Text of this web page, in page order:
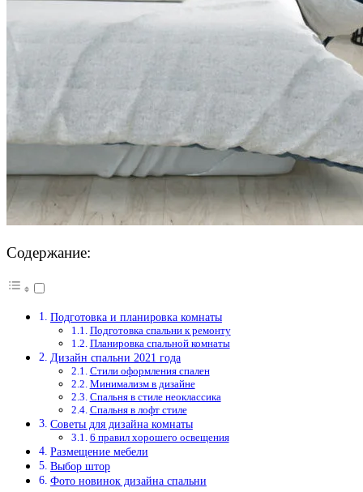
Содержание:
Подготовка и планировка комнаты
Подготовка спальни к ремонту
Планировка спальной комнаты
Дизайн спальни 2021 года
Стили оформления спален
Минимализм в дизайне
Спальня в стиле неоклассика
Спальня в лофт стиле
Советы для дизайна комнаты
6 правил хорошего освещения
Размещение мебели
Выбор штор
Фото новинок дизайна спальни